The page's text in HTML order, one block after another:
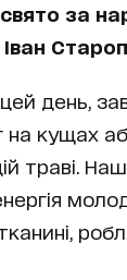
за
день,
на кущах
траві.